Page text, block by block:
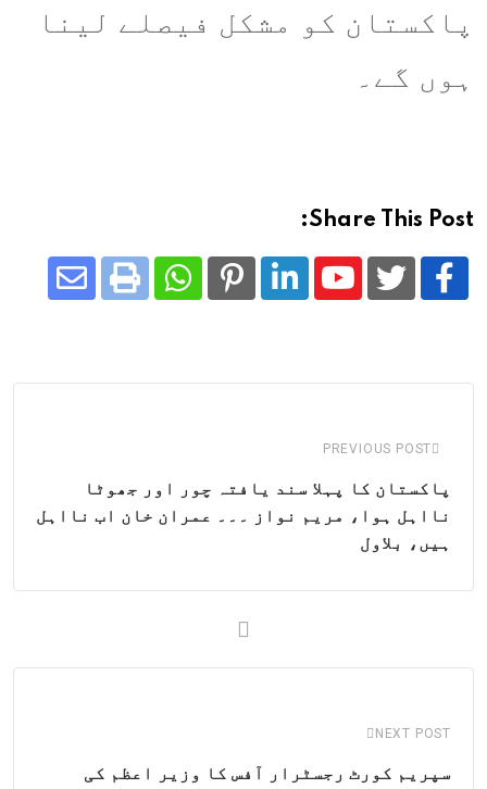
پاکستان کو مشکل فیصلے لینا
ہوں گے۔
Share This Post:
Youtube
LinkedIn
Pinterest
Whatsapp
Print
PREVIOUS POST
پاکستان کا پہلا سند یافتہ چور اور جھوٹا
نااہل ہوا، مریم نواز ۔۔۔ عمران خان اب نااہل
ہیں، بلاول
NEXT POST
سپریم کورٹ رجسٹرار آفس کا وزیر اعظم کی